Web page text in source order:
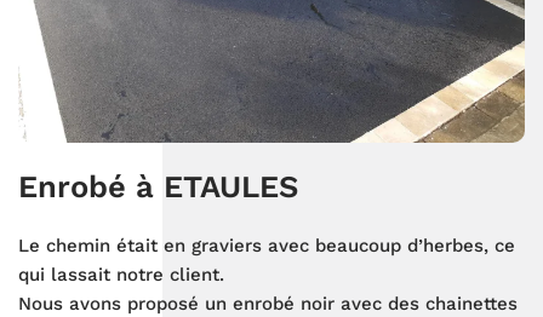
Enrobé à ETAULES
Le chemin était en graviers avec beaucoup d’herbes, ce
qui lassait notre client.
Nous avons proposé un enrobé noir avec des chainettes